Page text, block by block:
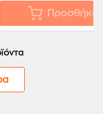
Προσθήκη